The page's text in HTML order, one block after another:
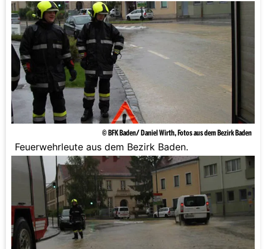
spitzt sich die Lage zu.
© BFK Baden/ Daniel Wirth, Fotos aus dem Bezirk Baden
Feuerwehrleute aus dem Bezirk Baden.